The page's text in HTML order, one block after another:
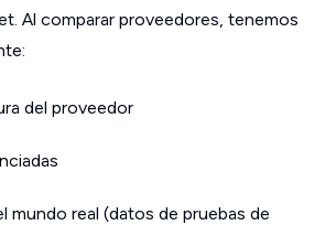
Al comparar proveedores, tenemos
del proveedor
mundo real (datos de pruebas de